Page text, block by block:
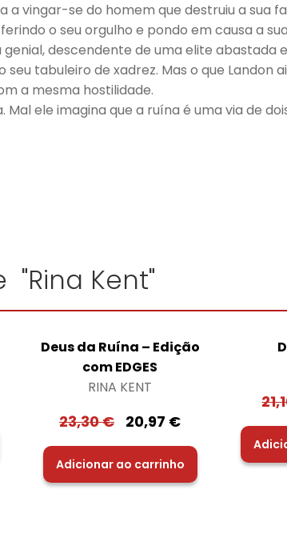
a vingar-se do homem que destruiu a sua
o seu orgulho e pondo em causa a
descendente de uma elite abastada
seu tabuleiro de xadrez. Mas o que
a mesma hostilidade.
Mal ele imagina que a ruína é uma via de
"Rina Kent"
Deus da Ruína – Edição
com EDGES
RINA KENT
23,30€ 20,97 €
Adicionar ao carrinho